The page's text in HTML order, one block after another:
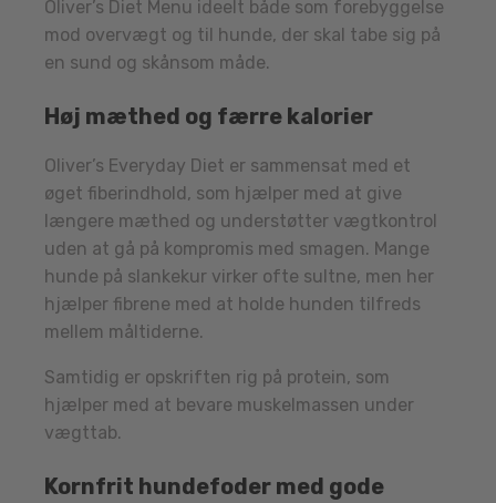
Oliver’s Diet Menu ideelt både som forebyggelse
mod overvægt og til hunde, der skal tabe sig på
en sund og skånsom måde.
Høj mæthed og færre kalorier
Oliver’s Everyday Diet er sammensat med et
øget fiberindhold, som hjælper med at give
længere mæthed og understøtter vægtkontrol
uden at gå på kompromis med smagen. Mange
hunde på slankekur virker ofte sultne, men her
hjælper fibrene med at holde hunden tilfreds
mellem måltiderne.
Samtidig er opskriften rig på protein, som
hjælper med at bevare muskelmassen under
vægttab.
Kornfrit hundefoder med gode